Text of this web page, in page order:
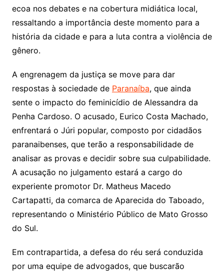
ecoa nos debates e na cobertura midiática local,
ressaltando a importância deste momento para a
história da cidade e para a luta contra a violência de
gênero.
A engrenagem da justiça se move para dar
respostas à sociedade de Paranaíba, que ainda
sente o impacto do feminicídio de Alessandra da
Penha Cardoso. O acusado, Eurico Costa Machado,
enfrentará o Júri popular, composto por cidadãos
paranaibenses, que terão a responsabilidade de
analisar as provas e decidir sobre sua culpabilidade.
A acusação no julgamento estará a cargo do
experiente promotor Dr. Matheus Macedo
Cartapatti, da comarca de Aparecida do Taboado,
representando o Ministério Público de Mato Grosso
do Sul.
Em contrapartida, a defesa do réu será conduzida
por uma equipe de advogados, que buscarão